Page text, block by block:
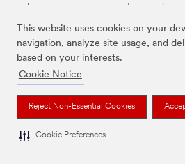
This website uses cookies on your
navigation, analyze site usage, and
based on your interests.
Cookie Notice
Reject Non-Essential Cookies
Cookie Preferences
Las marcas mencionadas anteriormente